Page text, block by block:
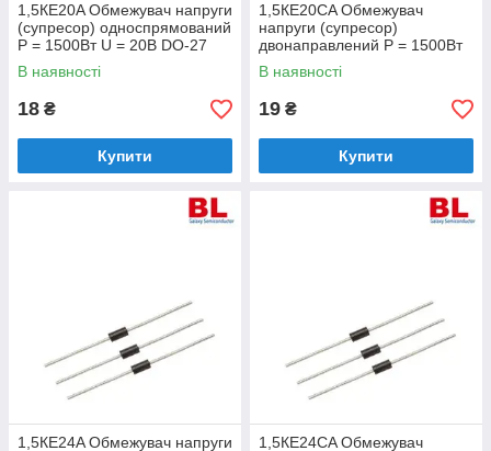
1,5КЕ20A Обмежувач напруги
(супресор) односпрямований
Р = 1500Вт U = 20В DO-27
В наявності
18 ₴
Купити
1,5КЕ20CA Обмежувач
напруги (супресор)
двонаправлений Р = 1500Вт
U = 20В DO-27
В наявності
19 ₴
Купити
1,5КЕ24A Обмежувач напруги 1,5КЕ24CA Обмежувач